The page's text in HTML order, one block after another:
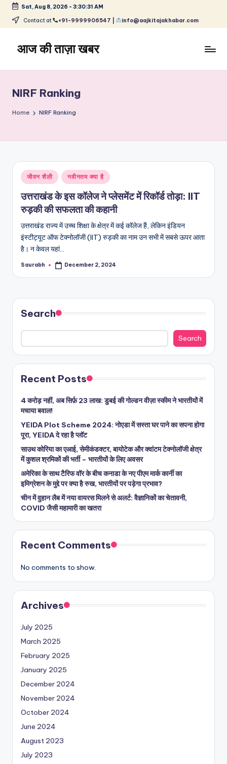
Skip
content
Sat, Aug 8, 2026 - 3:30:32 AM
Contact at +91-9999906547 | info@aajkitajakhabar.com
आज की ताज़ा खबर
ताज़ा
समाचार
–
और
विश्व
NIRF Ranking
Home NIRF Ranking
Posted
in
जीवन शैली नवीनतम क्या है
उत्तराखंड के इस कॉलेज ने प्लेसमेंट में रिकॉर्ड तोड़ा: IIT
रुड़की की सफलता की कहानी
उत्तराखंड राज्य में उच्च शिक्षा के क्षेत्र में कई कॉलेज हैं, लेकिन इंडियन
इंस्टीट्यूट ऑफ टेक्नोलॉजी (IIT) रुड़की का नाम उन सभी में सबसे ऊपर आता
है। न केवल यहां…
Posted
Saurabh December 2, 2024
Search
Search
Recent Posts
4 करोड़ नहीं, अब सिर्फ़ 23 लाख: डुबई की गोल्डन वीज़ा स्कीम ने भारतीयों में
मचाया बवाल!
YEIDA Plot Scheme 2024: नोएडा में सस्ता घर पाने का सपना होगा
पूरा, YEIDA दे रहा है प्लॉट
साउथ कोरिया का एआई, सेमीकंडक्टर, बायोटेक और क्वांटम टेक्नोलॉजी क्षेत्र
में कुशल श्रमिकों की भर्ती – भारतीयों के लिए अवसर
अमेरिका के साथ टैरिफ वॉर के बीच कनाडा के नए पीएम मार्क कार्नी का
इमिग्रेशन के मुद्दे पर क्या है रुख, भारतीयों पर पड़ेगा प्रभाव?
चीन में वुहान लैब में नया वायरस मिलने से अलर्ट: वैज्ञानिकों का चेतावनी,
COVID जैसी महामारी का खतरा
Recent Comments
No comments to show.
Archives
July 2025
March 2025
February 2025
January 2025
December 2024
November 2024
October 2024
June 2024
August 2023
July 2023